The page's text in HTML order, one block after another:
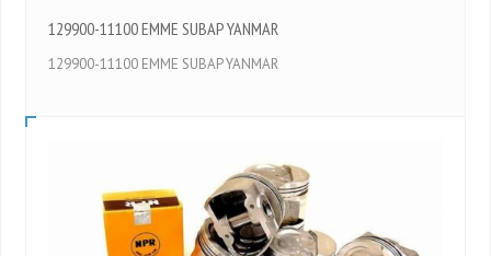
129900-11100 EMME SUBAP YANMAR
129900-11100 EMME SUBAP YANMAR